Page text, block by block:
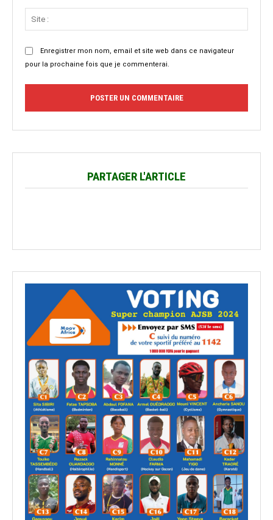
Enregistrer mon nom, email et site web dans ce navigateur
pour la prochaine fois que je commenterai.
PARTAGER L'ARTICLE